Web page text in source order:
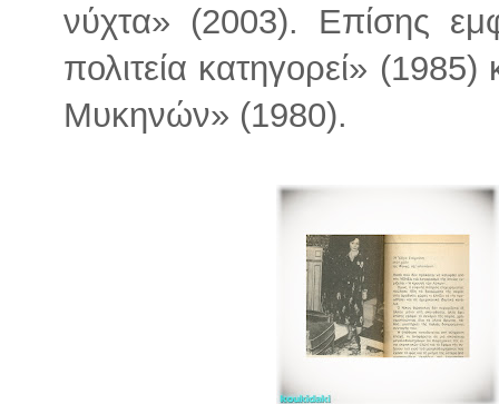
νύχτα» (2003). Επίσης
πολιτεία κατηγορεί»
Μυκηνών» (1980).